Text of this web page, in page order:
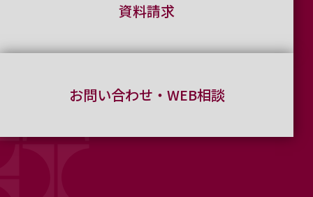
資料請求
お問い合わせ・WEB相談